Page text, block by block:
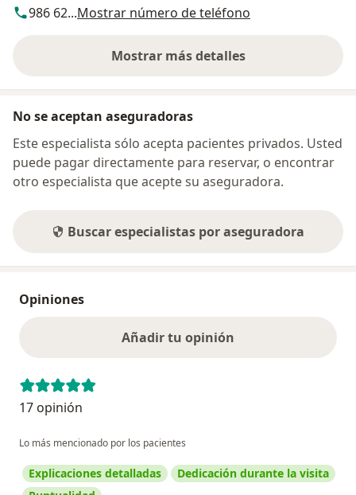
986 62...Mostrar número de teléfono
Mostrar más detalles
sobre la dirección
No se aceptan aseguradoras
Este especialista sólo acepta pacientes privados. Usted
puede pagar directamente para reservar, o encontrar
otro especialista que acepte su aseguradora.
Buscar especialistas por aseguradora
Opiniones
Añadir tu opinión
17 opinión
Lo más mencionado por los pacientes
Explicaciones detalladas
Dedicación durante la visita